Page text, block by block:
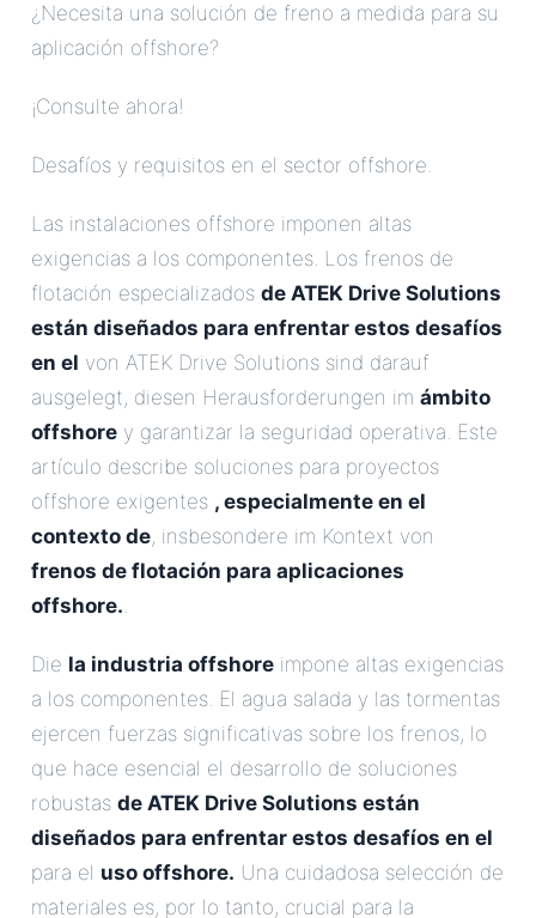
¿Necesita una solución de freno a medida para su
aplicación offshore?
¡Consulte ahora!
Desafíos y requisitos en el sector offshore.
Las instalaciones offshore imponen altas
exigencias a los componentes. Los frenos de
flotación especializados de ATEK Drive Solutions
están diseñados para enfrentar estos desafíos
en el von ATEK Drive Solutions sind darauf
ausgelegt, diesen Herausforderungen im ámbito
offshore y garantizar la seguridad operativa. Este
artículo describe soluciones para proyectos
offshore exigentes , especialmente en el
contexto de, insbesondere im Kontext von
frenos de flotación para aplicaciones
offshore..
Die la industria offshore impone altas exigencias
a los componentes. El agua salada y las tormentas
ejercen fuerzas significativas sobre los frenos, lo
que hace esencial el desarrollo de soluciones
robustas de ATEK Drive Solutions están
diseñados para enfrentar estos desafíos en el
para el uso offshore. Una cuidadosa selección de
materiales es, por lo tanto, crucial para la